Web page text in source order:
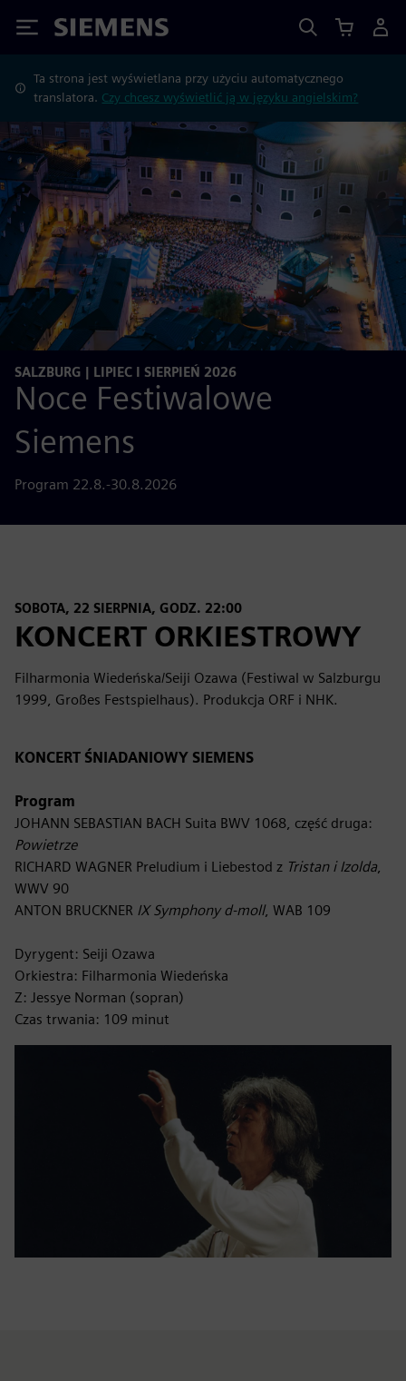
Siemens
Ta strona jest wyświetlana przy użyciu automatycznego
translatora. Czy chcesz wyświetlić ją w języku angielskim?
SALZBURG | LIPIEC I SIERPIEŃ 2026
Noce Festiwalowe
Siemens
Program 22.8.-30.8.2026
SOBOTA, 22 SIERPNIA, GODZ. 22:00
KONCERT ORKIESTROWY
Filharmonia Wiedeńska/Seiji Ozawa (Festiwal w Salzburgu
1999, Großes Festspielhaus). Produkcja ORF i NHK.
KONCERT ŚNIADANIOWY SIEMENS
Program
JOHANN SEBASTIAN BACH Suita BWV 1068, część druga:
Powietrze
RICHARD WAGNER Preludium i Liebestod z Tristan i Izolda,
WWV 90
ANTON BRUCKNER IX Symphony d-moll, WAB 109
Dyrygent: Seiji Ozawa
Orkiestra: Filharmonia Wiedeńska
Z: Jessye Norman (sopran)
Czas trwania: 109 minut